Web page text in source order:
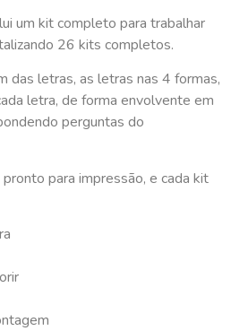
um kit completo para trabalhar
26 kits completos.
das letras, as letras nas 4 formas,
letra, de forma envolvente em
perguntas do
para impressão, e cada kit